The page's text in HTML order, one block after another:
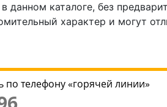
данном каталоге, без
характер и могут
телефону «горячей линии»